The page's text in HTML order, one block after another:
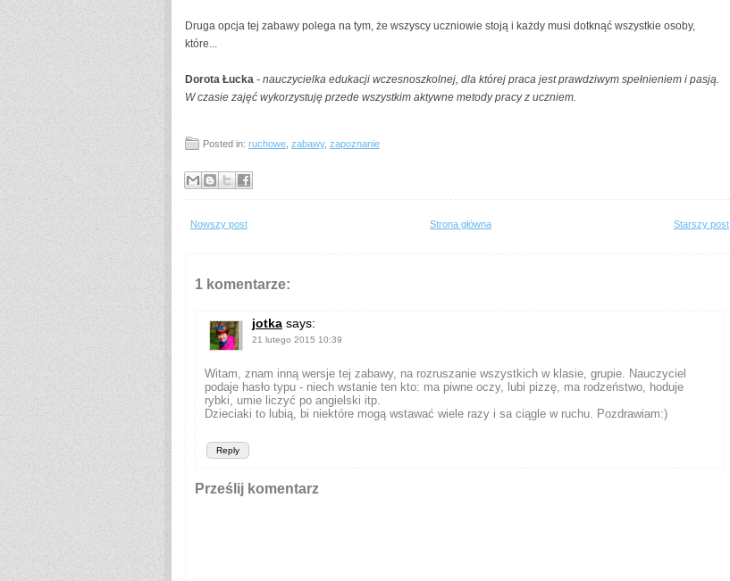
Druga opcja tej zabawy polega na tym, że wszyscy uczniowie stoją i każdy musi dotknąć wszystkie osoby,
które...
Dorota Łucka - nauczycielka edukacji wczesnoszkolnej, dla której praca jest prawdziwym spełnieniem i pasją.
W czasie zajęć wykorzystuję przede wszystkim aktywne metody pracy z uczniem.
Posted in: ruchowe zabawy, zapoznanie
Nowszy post Starszy post
Strona główna
1 komentarze:
jotka says:
21 lutego 2015 10:39
Reply
Witam, znam inną wersje tej zabawy, na rozruszanie wszystkich w klasie, grupie. Nauczyciel
podaje hasło typu - niech wstanie ten kto: ma piwne oczy, lubi pizzę, ma rodzeństwo, hoduje
rybki, umie liczyć po angielski itp.
Dzieciaki to lubią, bi niektóre mogą wstawać wiele razy i sa ciągle w ruchu. Pozdrawiam:)
Prześlij komentarz